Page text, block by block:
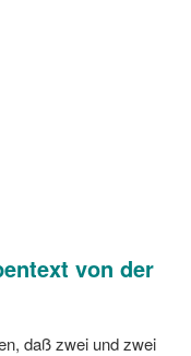
von der
daß zwei und zwei